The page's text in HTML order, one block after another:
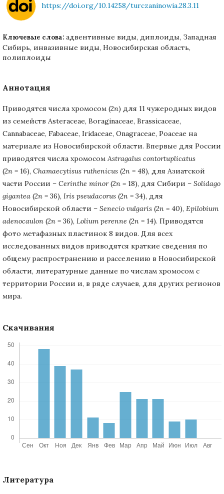
https://doi.org/10.14258/turczaninowia.28.3.11
Ключевые слова: адвентивные виды, диплоиды, Западная
Сибирь, инвазивные виды, Новосибирская область,
полиплоиды
Аннотация
Приводятся числа хромосом (2n) для 11 чужеродных видов
из семейств Asteraceae, Boraginaceae, Brassicaceae,
Cannabaceae, Fabaceae, Iridaceae, Onagraceae, Poaceae на
материале из Новосибирской области. Впервые для России
приводятся числа хромосом Astragalus contortuplicatus
(2n = 16), Chamaecytisus ruthenicus (2n = 48), для Азиатской
части России – Cerinthe minor(2n = 18), для Сибири – Solidago
gigantea (2n = 36), Iris pseudacorus (2n = 34), для
Новосибирской области – Senecio vulgaris (2n = 40), Epilobium
adenocaulon (2n = 36), Lolium perenne (2n = 14). Приводятся
фото метафазных пластинок 8 видов. Для всех
исследованных видов приводятся краткие сведения по
общему распространению и расселению в Новосибирской
области, литературные данные по числам хромосом с
территории России и, в ряде случаев, для других регионов
мира.
Скачивания
Литература